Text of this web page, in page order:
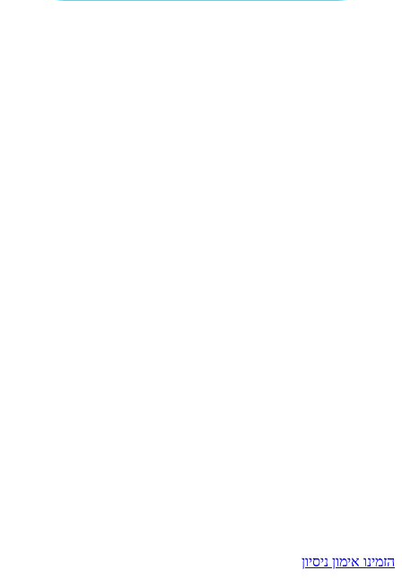
הזמינו אימון ניסיון